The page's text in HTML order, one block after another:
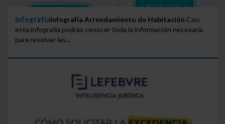
InfografíaInfografía Arrendamiento de Habitación Con
esta infografía podrás conocer toda la información necesaria
para resolver las...